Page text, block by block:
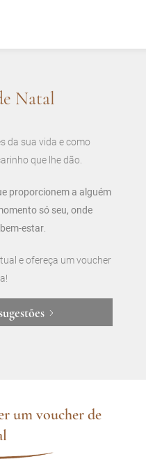
Natal
da sua vida e como
que lhe dão.
proporcionem a alguém
só seu, onde
estar
e ofereça um voucher
um voucher de